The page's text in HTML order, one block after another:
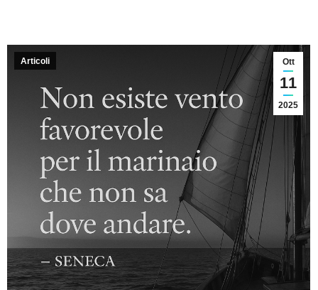
Ott
11
2025
Articoli